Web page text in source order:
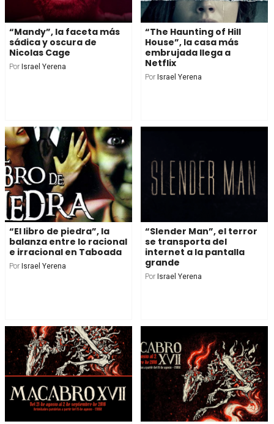
“Mandy”, la faceta más
sádica y oscura de
Nicolas Cage
Por Israel Yerena
“The Haunting of Hill
House”, la casa más
embrujada llega a
Netflix
Por Israel Yerena
“El libro de piedra”, la
balanza entre lo racional
e irracional en Taboada
Por Israel Yerena
“Slender Man”, el terror
se transporta del
internet a la pantalla
grande
Por Israel Yerena